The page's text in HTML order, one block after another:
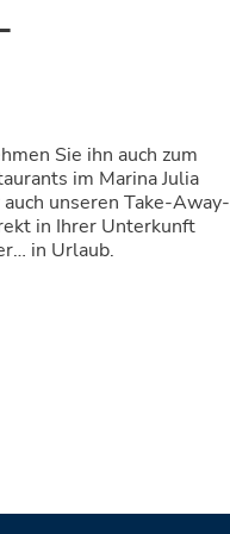
Sie ihn auch zum
im Marina Julia
unseren Take-Away-
in Ihrer Unterkunft
in Urlaub.